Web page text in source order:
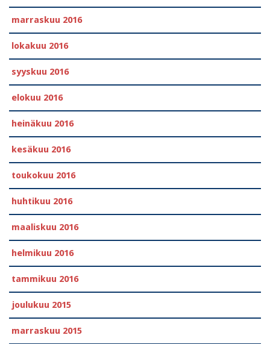
marraskuu 2016
lokakuu 2016
syyskuu 2016
elokuu 2016
heinäkuu 2016
kesäkuu 2016
toukokuu 2016
huhtikuu 2016
maaliskuu 2016
helmikuu 2016
tammikuu 2016
joulukuu 2015
marraskuu 2015